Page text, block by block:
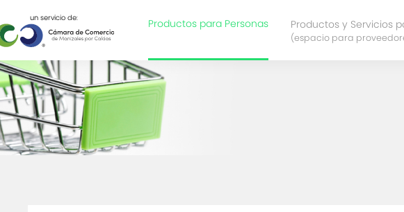
un servicio de: Productos para Personas Productos y Servicios
(espacio para